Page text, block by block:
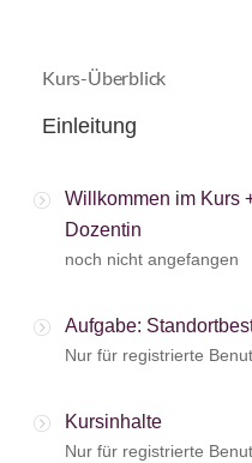
Kurs-Überblick
Einleitung
Willkommen im Kurs
Dozentin
noch nicht angefangen
Aufgabe:
Nur für registrierte
Kursinhalte
Nur für registrierte